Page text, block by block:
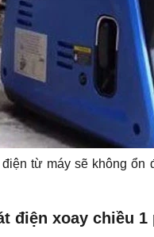
từ máy sẽ không
điện xoay chiều 1